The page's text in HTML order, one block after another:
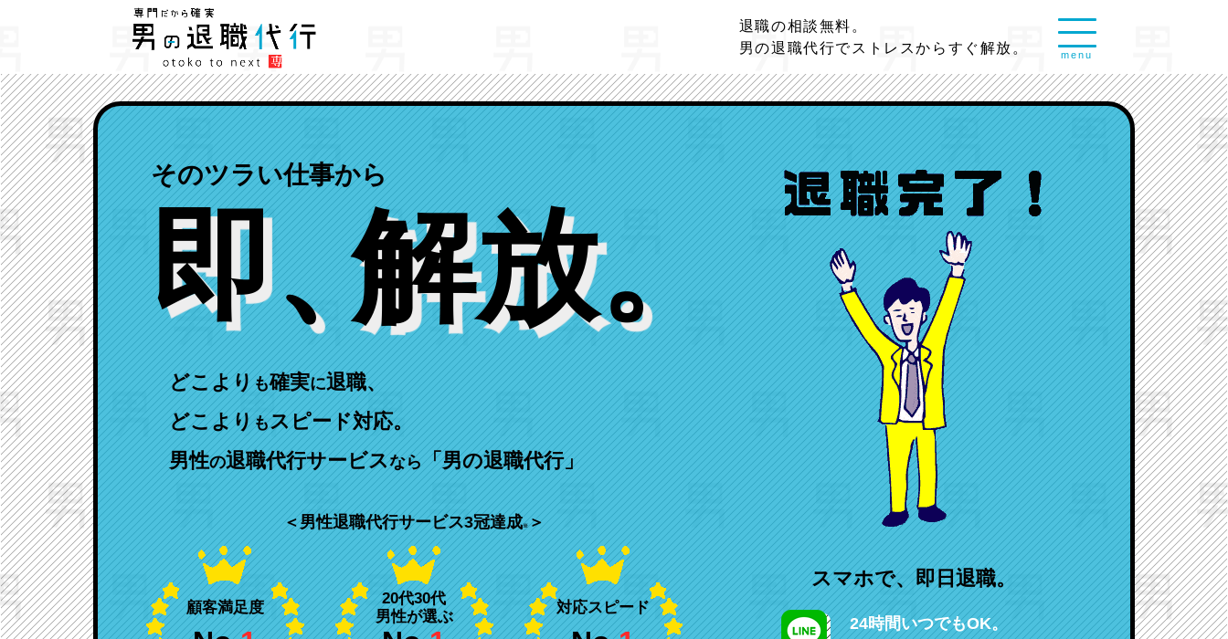
退職の相談無料。
男の退職代行でストレスからすぐ解放。
menu
そのツラい仕事から
即、解放。
どこよりも確実に退職、
どこよりもスピード対応。
男性の退職代行サービスなら「男の退職代行」
スマホで、即日退職。
24時間いつでもOK。
＜男性退職代行サービス3冠達成※＞
対応スピード
20代30代
男性が選ぶ
顧客満足度